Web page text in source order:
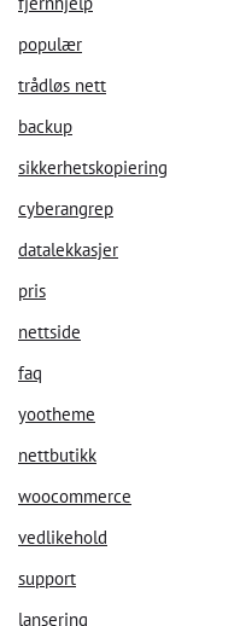
populær
trådløs nett
backup
sikkerhetskopiering
cyberangrep
datalekkasjer
pris
nettside
faq
yootheme
nettbutikk
woocommerce
vedlikehold
support
lansering